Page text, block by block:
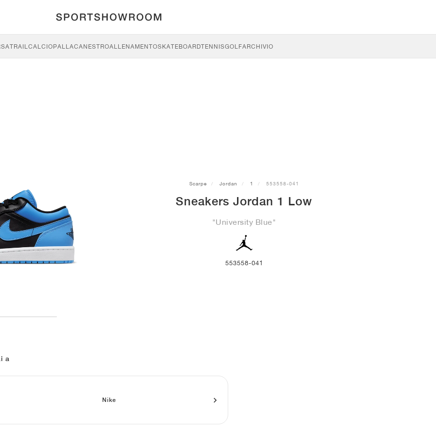
TRAILCALCIOPALLACANESTROALLENAMENTOSKATEBOARDTENNISGOLFARCHIVIO
Scarpe Jordan 1 553558-041
Sneakers Jordan 1 Low
"University Blue"
553558-041
a
Nike